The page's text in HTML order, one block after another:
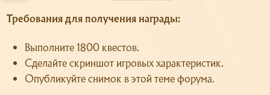
Требования для получения награды:
Выполните 1800 квестов.
Сделайте скриншот игровых характеристик.
Опубликуйте снимок в этой теме форума.